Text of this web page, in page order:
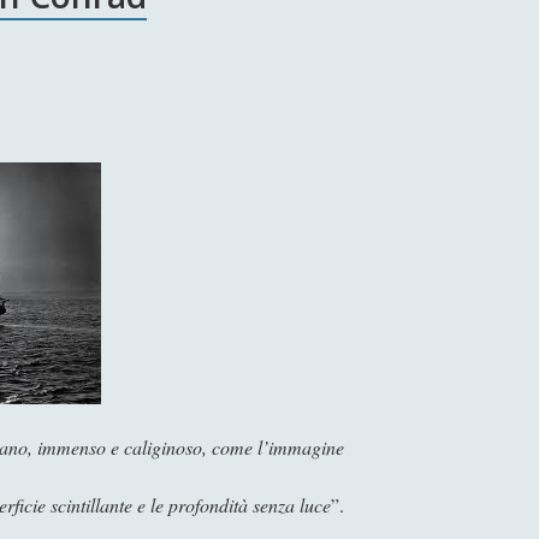
immenso e caliginoso, come l’immagine
scintillantee le profondità senza luce”.